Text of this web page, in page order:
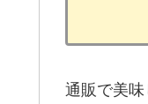
通販で美